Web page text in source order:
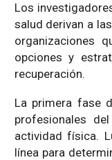
Los
salud derivan a
organizaciones
opciones y
recuperación.
La primera fase
profesionales
actividad física.
línea para